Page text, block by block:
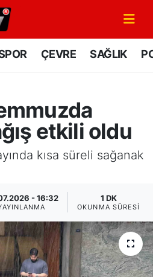
ÇEVRE SAĞLIK
etkili oldu
kısa süreli sağanak
- 16:32 1 DK
OKUNMA SÜRESI
Haritası
ve Fikstür